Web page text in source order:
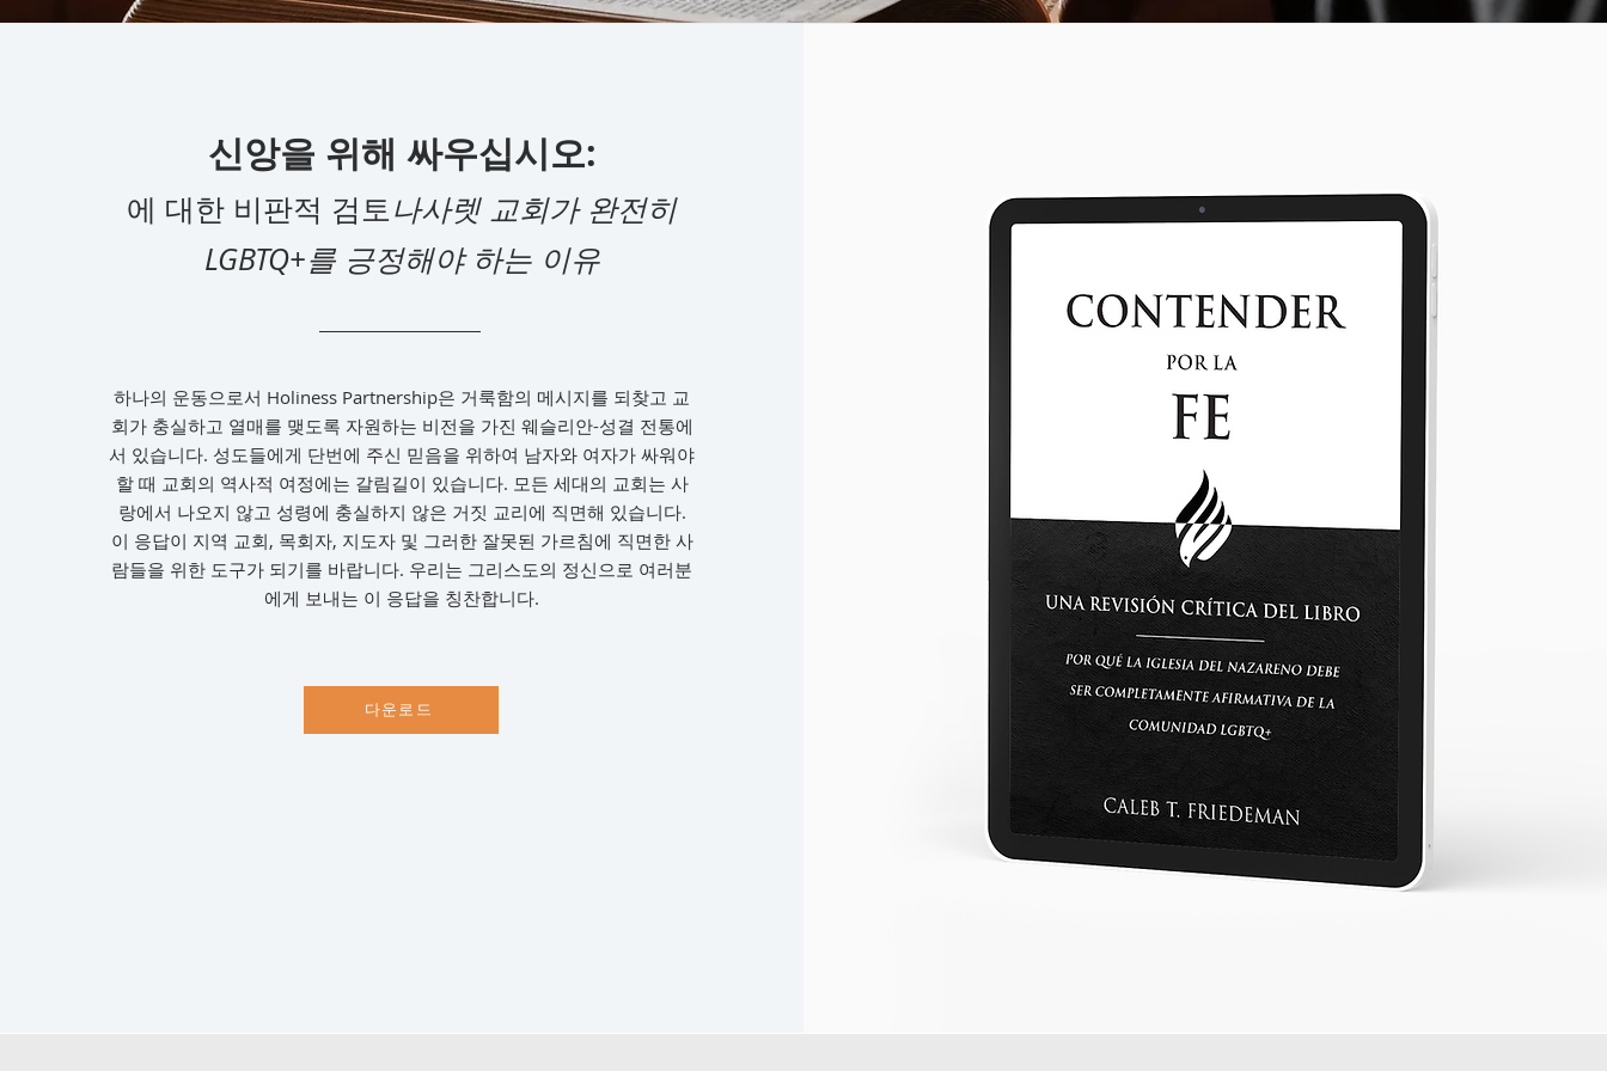
신앙을 위해 싸우십시오:
에 대한 비판적 검토나사렛 교회가 완전히
LGBTQ+를 긍정해야 하는 이유
하나의 운동으로서 Holiness Partnership은 거룩함의 메시지를 되찾고 교
회가 충실하고 열매를 맺도록 자원하는 비전을 가진 웨슬리안-성결 전통에
서 있습니다. 성도들에게 단번에 주신 믿음을 위하여 남자와 여자가 싸워야
할 때 교회의 역사적 여정에는 갈림길이 있습니다. 모든 세대의 교회는 사
랑에서 나오지 않고 성령에 충실하지 않은 거짓 교리에 직면해 있습니다.
이 응답이 지역 교회, 목회자, 지도자 및 그러한 잘못된 가르침에 직면한 사
람들을 위한 도구가 되기를 바랍니다. 우리는 그리스도의 정신으로 여러분
에게 보내는 이 응답을 칭찬합니다.
다운로드